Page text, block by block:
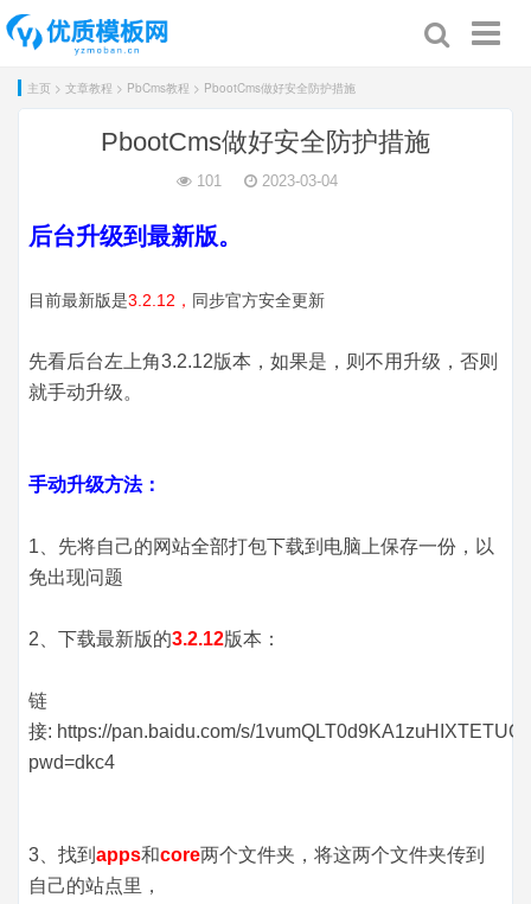
主页 > 文章教程 > PbCms教程 > PbootCms做好安全防护措施
PbootCms做好安全防护措施
101 2023-03-04
后台升级到最新版。
目前最新版是3.2.12， 同步官方安全更新
先看后台左上角3.2.12版本，如果是，则不用升级，否则
就手动升级。
手动升级方法：
1、先将自己的网站全部打包下载到电脑上保存一份，以
免出现问题
2、下载最新版的3.2.12版本：
链
接: https://pan.baidu.com/s/
pwd=dkc4
3、找到 apps和core两个文件夹，将这两个文件夹传到
自己的站点里，